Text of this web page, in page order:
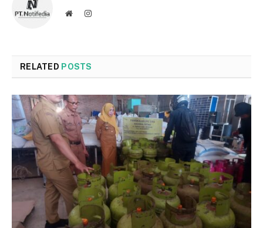
WebsiteInstagram
RELATED POSTS